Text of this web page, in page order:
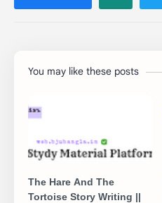
You may like these posts
The Hare And The
Tortoise Story Writing ||